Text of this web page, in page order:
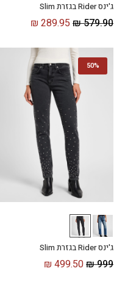
ג'ינס Rider בגזרת Slim
₪579.90
₪ 289.95
50%
ג'ינס Rider בגזרת Slim
₪999
₪ 499.50